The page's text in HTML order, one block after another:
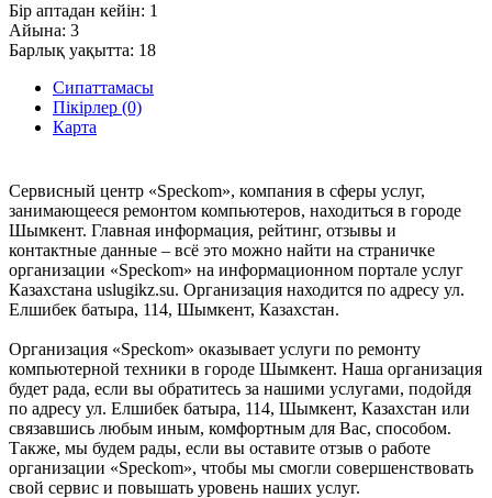
Бір аптадан кейін: 1
Айына: 3
Барлық уақытта: 18
Сипаттамасы
Пікірлер (0)
Карта
Сервисный центр «Speckom», компания в сферы услуг,
занимающееся ремонтом компьютеров, находиться в городе
Шымкент. Главная информация, рейтинг, отзывы и
контактные данные – всё это можно найти на страничке
организации «Speckom» на информационном портале услуг
Казахстана uslugikz.su. Организация находится по адресу ул.
Елшибек батыра, 114, Шымкент, Казахстан.
Организация «Speckom» оказывает услуги по ремонту
компьютерной техники в городе Шымкент. Наша организация
будет рада, если вы обратитесь за нашими услугами, подойдя
по адресу ул. Елшибек батыра, 114, Шымкент, Казахстан или
связавшись любым иным, комфортным для Вас, способом.
Также, мы будем рады, если вы оставите отзыв о работе
организации «Speckom», чтобы мы смогли совершенствовать
свой сервис и повышать уровень наших услуг.